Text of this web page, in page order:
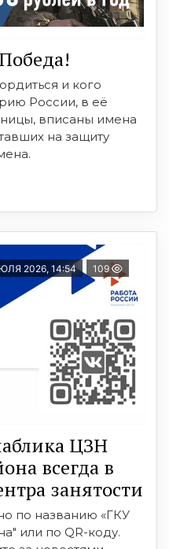
и кого
России, в её
вписаны имена
на защиту
2026, 14:54 109
ЦЗН
всегда в
занятости
по названию «ГКУ
или по QR-коду.